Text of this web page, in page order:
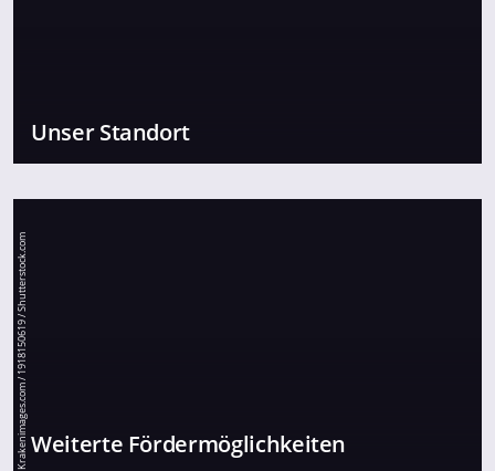
Unser Standort
Weiterte Fördermöglichkeiten
Krakenimages.com / 1918150619 / Shutterstock.com